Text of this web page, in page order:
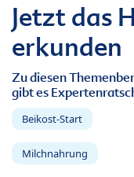
Jetzt das
erkunden
Zu diesen
gibt es
Beikost-Start
Milchnahrung